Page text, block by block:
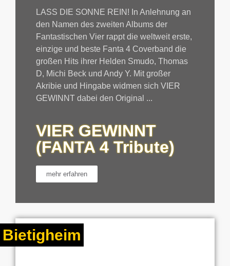
LASS DIE SONNE REIN! In Anlehnung an
den Namen des zweiten Albums der
Fantastischen Vier rappt die weltweit erste,
einzige und beste Fanta 4 Coverband die
großen Hits ihrer Helden Smudo, Thomas
D, Michi Beck und Andy Y. Mit großer
Akribie und Hingabe widmen sich VIER
GEWINNT dabei den Original ...
VIER GEWINNT
(FANTA 4 Tribute)
mehr erfahren
Bietigheim